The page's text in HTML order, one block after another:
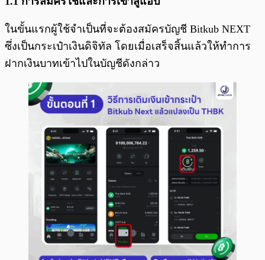
ในขั้นแรกผู้ใช้จำเป็นที่จะต้องสมัครบัญชี Bitkub NEXT
ซึ่งเป็นกระเป๋าเงินดิจิทัล โดยเมื่อเสร็จสิ้นแล้วให้ทำการ
ฝากเงินบาทเข้าไปในบัญชีดังกล่าว